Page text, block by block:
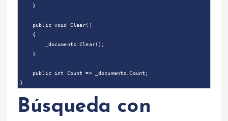
    }
    public void Clear()
    {
        _documents.Clear();
    }
    public int Count => _documents.Count;
Búsqueda con